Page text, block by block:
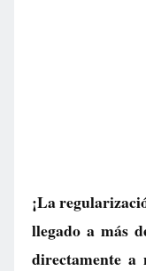
¡La
llegado a más
directamente